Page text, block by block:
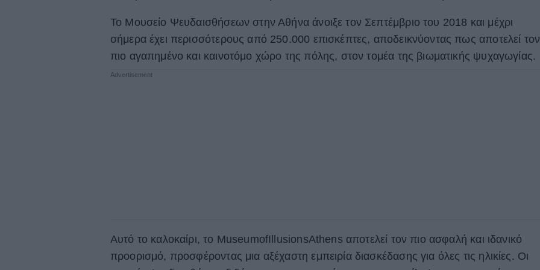
Το Μουσείο Ψευδαισθήσεων στην Αθήνα άνοιξε τον Σεπτέμβριο του 2018 και μέχρι
σήμερα έχει περισσότερους από 250.000 επισκέπτες, αποδεικνύοντας πως αποτελεί τον
πιο αγαπημένο και καινοτόμο χώρο της πόλης, στον τομέα της βιωματικής ψυχαγωγίας.
Αυτό το καλοκαίρι, το MuseumofIllusionsAthens αποτελεί τον πιο ασφαλή και ιδανικό
προορισμό, προσφέροντας μια αξέχαστη εμπειρία διασκέδασης για όλες τις ηλικίες. Οι